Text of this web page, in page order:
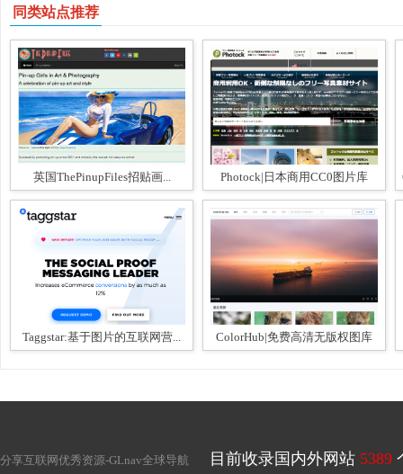
同类站点推荐
英国ThePinupFiles招贴画... Photock|日本商用CC0图片库
Taggstar:基于图片的互联网营... ColorHub|免费高清无版权图库
分享互联网优秀资源-GLnav全球导航 目前收录国内外网站 5389